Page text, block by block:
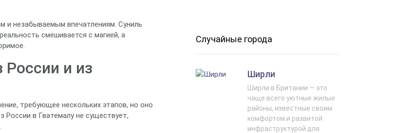
и незабываемым впечатлениям. Суниль
смешивается с магией, а
России и из
требующее нескольких этапов, но оно
России в Гватемалу не существует,
Случайные города
Ширли
Ширли в Британии — это
чаще всего уютные жилые
районы, известные своим
комфортом и развитой
инфраструктурой для